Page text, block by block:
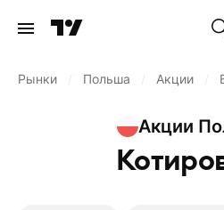
Рынки Польша Акции
Акции